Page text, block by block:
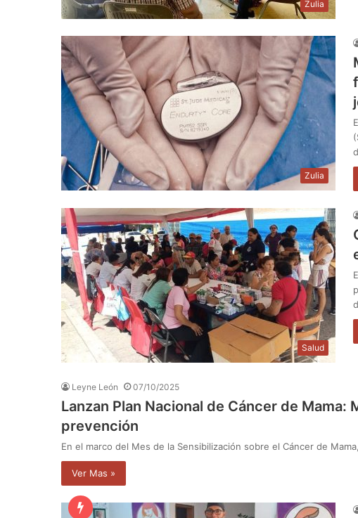
Zulia
Zulia
Salud
Leyne León 07/10/2025
Lanzan Plan Nacional de Cáncer de Mama:
prevención
En el marco del Mes de la Sensibilización sobre el Cáncer de
Ver Mas »